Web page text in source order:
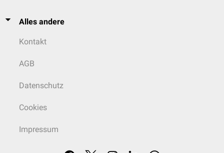
Alles andere
Kontakt
AGB
Datenschutz
Cookies
Impressum